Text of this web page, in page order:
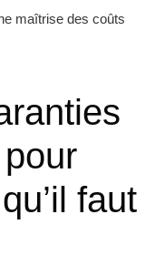
maîtrise des coûts
faut